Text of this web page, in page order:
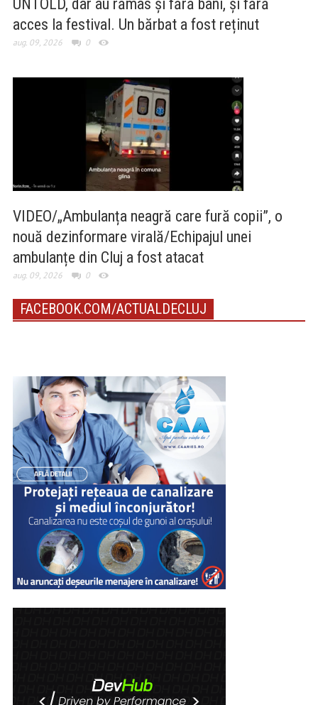
UNTOLD, dar au rămas și fără bani, și fără
acces la festival. Un bărbat a fost reținut
aug. 09, 2026 0
VIDEO/„Ambulanța neagră care fură copii”, o
nouă dezinformare virală/Echipajul unei
ambulanțe din Cluj a fost atacat
aug. 09, 2026 0
FACEBOOK.COM/ACTUALDECLUJ